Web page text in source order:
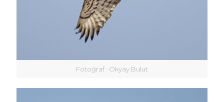
Fotoğraf : Okyay Bulut